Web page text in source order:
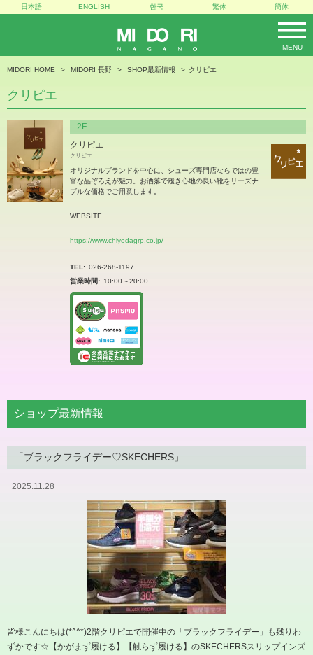
MIDORI
MENU
日本語 ENGLISH 한국 繁体 簡体
MIDORI HOME MIDORI 長野 SHOP最新情報 クリピエ
クリピエ
2F
クリピエ
クリピエ
オリジナルブランドを中心に、シューズ専門店ならではの豊
富な品ぞろえが魅力。お洒落で履き心地の良い靴をリーズナ
ブルな価格でご用意します。
WEBSITE
https://www.chiyodagrp.co.jp/
TEL
026-268-1197
営業時間
10:00～20:00
ショップ最新情報
「ブラックフライデー♡SKECHERS」
2025.11.28
皆様こんにちは(*^^*)2階クリピエで開催中の「ブラックフライデー」も残りわ
ずかです☆【かがまず履ける】【触らず履ける】のSKECHERSスリップインズ